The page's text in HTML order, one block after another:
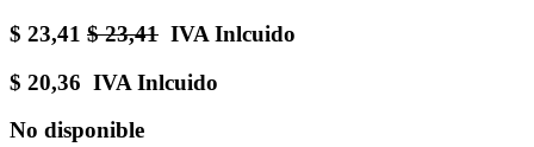
$ 23,41 $23,41 IVA Inlcuido
$ 20,36 IVA Inlcuido
No disponible